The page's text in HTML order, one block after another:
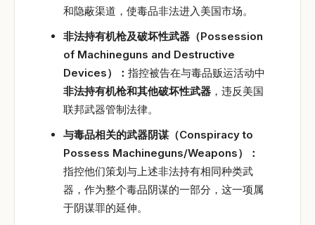
和隐蔽渠道，使毒品非法进入美国市场。
非法持有机枪及破坏性武器（Possession
of Machineguns and Destructive
Devices）： 指控被告在与毒品贩运活动中
非法持有机枪和其他破坏性武器 ，违反美国
联邦武器管制法律。
与毒品相关的武器阴谋（Conspiracy to
Possess Machineguns/Weapons）
：
指控他们策划与上述非法持有相同种类武
器，作为整个毒品阴谋的一部分，这一项属
于阴谋罪的延伸。